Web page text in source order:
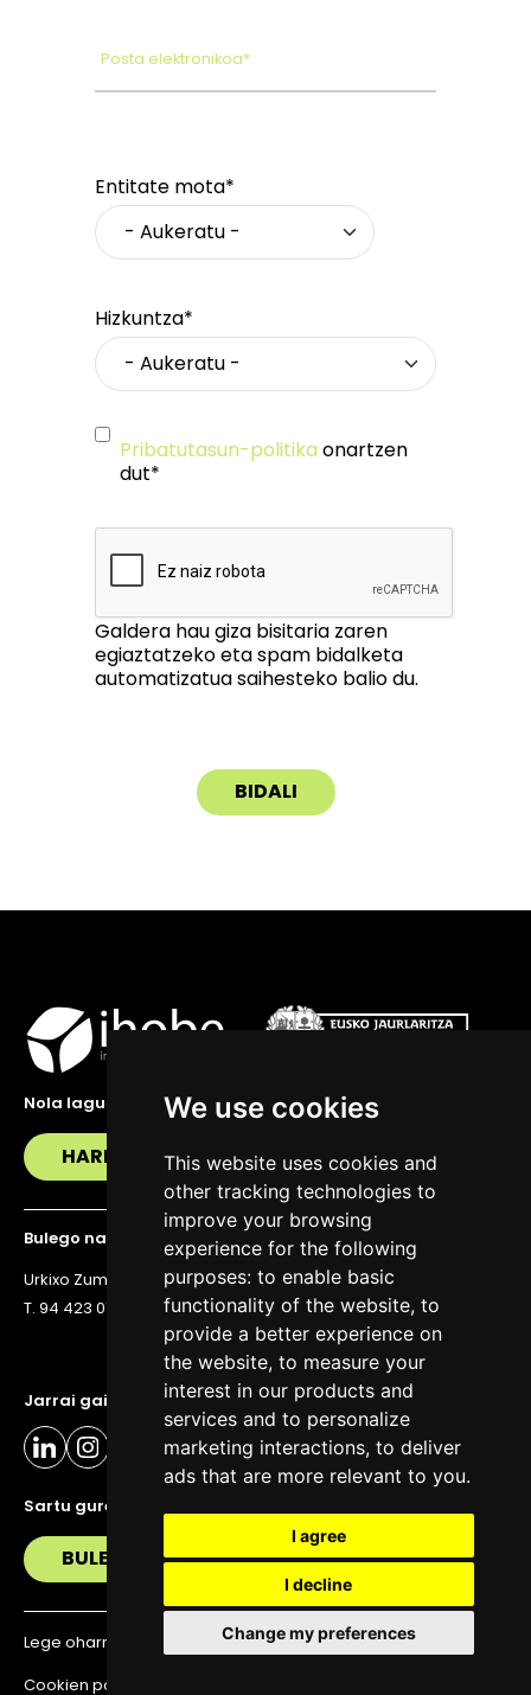
We use cookies
This website uses cookies and
other tracking technologies to
improve your browsing
experience for the following
purposes: to enable basic
functionality of the website, to
provide a better experience on
the website, to measure your
interest in our products and
services and to personalize
marketing interactions, to deliver
ads that are more relevant to you.
I agree
I decline
Change my preferences
Posta elektronikoa*
Entitate mota*
Hizkuntza*
Pribatutasun-politika onartzen
dut*
Galdera hau giza bisitaria zaren
egiaztatzeko eta spam bidalketa
automatizatua saihesteko balio du.
Jarrai gaitzazu eguneratuta egoteko
Sartu gure buletinera
BULETIN
Nola lagundu zaitzakegu?
HARREMANETAN JARRI
Bulego nagusia
Urkixo Zumarkalea 36, 6. solairua, 48011 Bilbo
T. 94 423 07 43
Lege oharra
Pribatutasun politika
Cookien politika